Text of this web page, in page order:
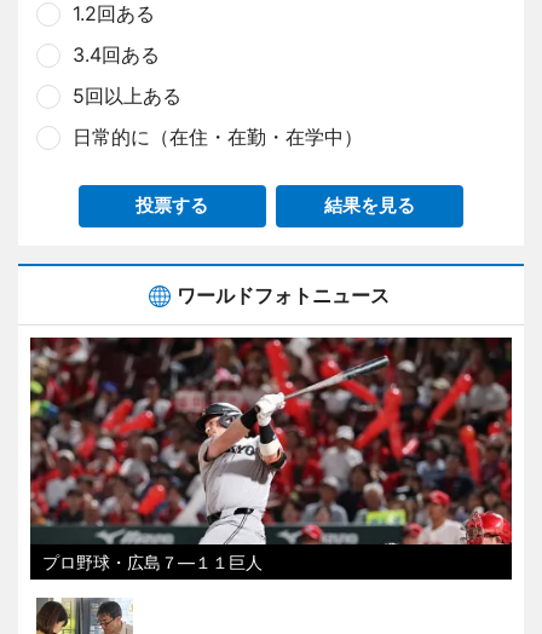
1.2回ある
3.4回ある
5回以上ある
日常的に（在住・在勤・在学中）
投票する 結果を見る
ワールドフォトニュース
プロ野球・広島７―１１巨人